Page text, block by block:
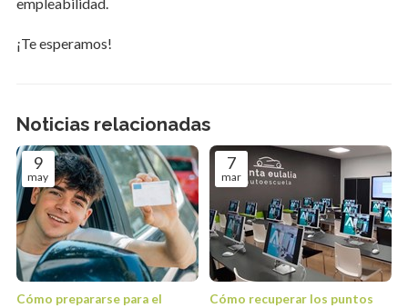
¡Te esperamos!
Noticias relacionadas
9
may
Cómo prepararse para el
7
mar
Cómo recuperar los puntos